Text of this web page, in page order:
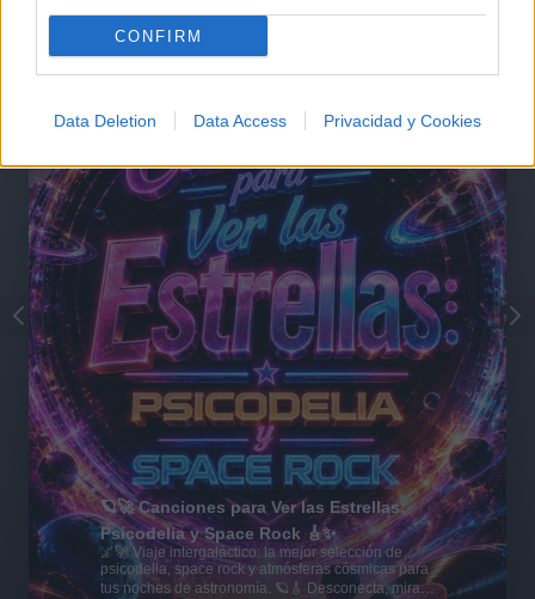
CONFIRM
Data Deletion Data Access Privacidad y Cookies
🪐🚀 Canciones para Ver las Estrellas:
Psicodelia y Space Rock 🎸✨
🌌🚀 Viaje intergaláctico: la mejor selección de
psicodelia, space rock y atmósferas cósmicas para
tus noches de astronomía. 🪐🎸 Desconecta, mira